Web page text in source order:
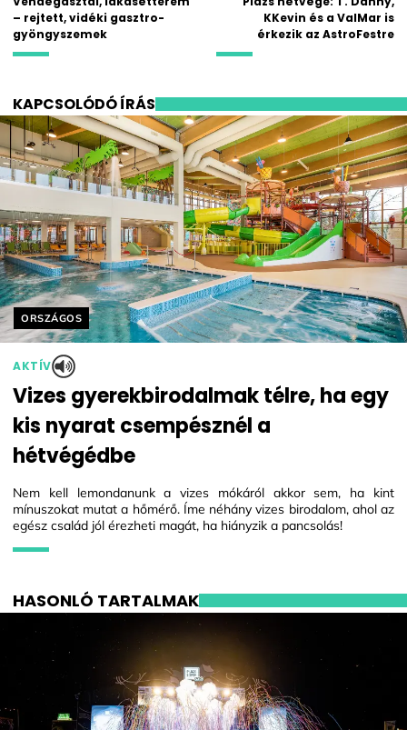
– rejtett, vidéki gasztro-
gyöngyszemek
KKevin és a ValMar is
érkezik az AstroFestre
KAPCSOLÓDÓ ÍRÁS
Helyszín címkék:
ORSZÁGOS
AKTÍV
Vizes gyerekbirodalmak télre, ha egy
kis nyarat csempésznél a
hétvégédbe
Nem kell lemondanunk a vizes mókáról akkor sem, ha kint
mínuszokat mutat a hőmérő. Íme néhány vizes birodalom, ahol az
egész család jól érezheti magát, ha hiányzik a pancsolás!
HASONLÓ TARTALMAK